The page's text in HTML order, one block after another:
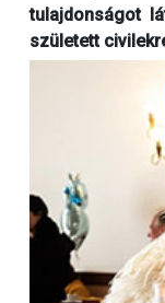
tulajdonságot
született